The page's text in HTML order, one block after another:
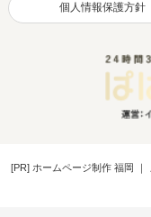
個人情報保護方針
[PR] ホームページ制作 福岡 ｜